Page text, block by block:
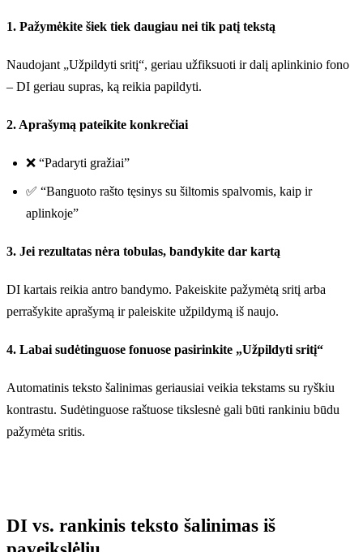
1. Pažymėkite šiek tiek daugiau nei tik patį tekstą
Naudojant „Užpildyti sritį“, geriau užfiksuoti ir dalį aplinkinio fono
– DI geriau supras, ką reikia papildyti.
2. Aprašymą pateikite konkrečiai
❌ “Padaryti gražiai”
✅ “Banguoto rašto tęsinys su šiltomis spalvomis, kaip ir
aplinkoje”
3. Jei rezultatas nėra tobulas, bandykite dar kartą
DI kartais reikia antro bandymo. Pakeiskite pažymėtą sritį arba
perrašykite aprašymą ir paleiskite užpildymą iš naujo.
4. Labai sudėtinguose fonuose pasirinkite „Užpildyti sritį“
Automatinis teksto šalinimas geriausiai veikia tekstams su ryškiu
kontrastu. Sudėtinguose raštuose tikslesnė gali būti rankiniu būdu
pažymėta sritis.
DI vs. rankinis teksto šalinimas iš